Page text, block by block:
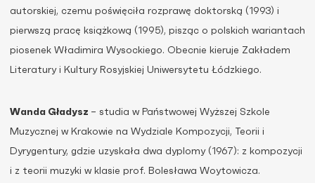
autorskiej, czemu poświęciła rozprawę doktorską (1993) i
pierwszą pracę książkową (1995), pisząc o polskich wariantach
piosenek Władimira Wysockiego. Obecnie kieruje Zakładem
Literatury i Kultury Rosyjskiej Uniwersytetu Łódzkiego.
Wanda Gładysz – studia w Państwowej Wyższej Szkole
Muzycznej w Krakowie na Wydziale Kompozycji, Teorii i
Dyrygentury, gdzie uzyskała dwa dyplomy (1967): z kompozycji
i z teorii muzyki w klasie prof. Bolesława Woytowicza.